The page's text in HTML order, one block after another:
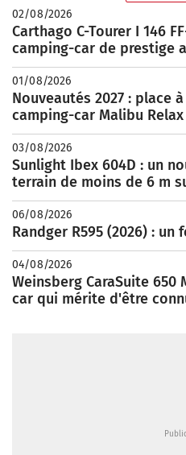
02/08/2026
Carthago C-Tourer I 146
camping-car de prestige
01/08/2026
Nouveautés 2027 : place
camping-car Malibu Relax
03/08/2026
Sunlight Ibex 604D : un
terrain de moins de 6 m
06/08/2026
Randger R595 (2026) :
04/08/2026
Weinsberg CaraSuite 650
car qui mérite d'être